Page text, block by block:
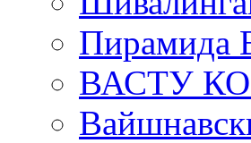
Пирамида
ВАСТУ